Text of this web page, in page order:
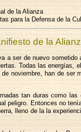
de la Alianza
para la Defensa de la
de la
a ser de nuevo
Todas las energías,
de noviembre, han de
tan duras como
peligro. Entonces no
lleno de la la